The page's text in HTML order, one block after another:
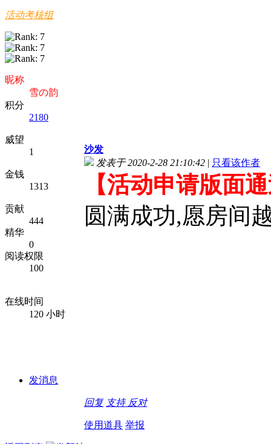
活动考核组
昵称
雪の韵
积分
2180
威望
1
金钱
1313
贡献
444
精华
0
阅读权限
100
在线时间
120 小时
发消息
沙发
发表于 2020-2-28 21:10:42 | 只看该作者
【活动申请版面
圆满成功,愿房间
回复 支持 反对
使用道具 举报